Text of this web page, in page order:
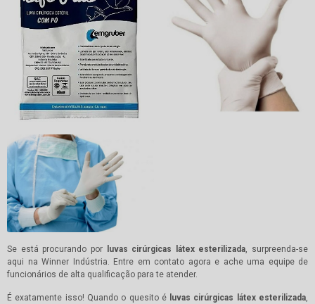
Se está procurando por luvas cirúrgicas látex esterilizada, surpreenda-se
aqui na Winner Indústria. Entre em contato agora e ache uma equipe de
funcionários de alta qualificação para te atender.
É exatamente isso! Quando o quesito é luvas cirúrgicas látex esterilizada,